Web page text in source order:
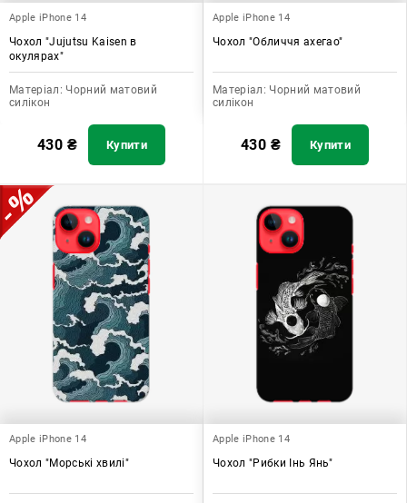
Apple iPhone 14
Чохол "Jujutsu Kaisen в
окулярах"
Матеріал: Чорний матовий
силікон
430 ₴ Купити
Apple iPhone 14
Чохол "Обличчя ахегао"
Матеріал: Чорний матовий
силікон
430 ₴ Купити
Apple iPhone 14
Чохол "Морські хвилі"
Apple iPhone 14
Чохол "Рибки Інь Янь"